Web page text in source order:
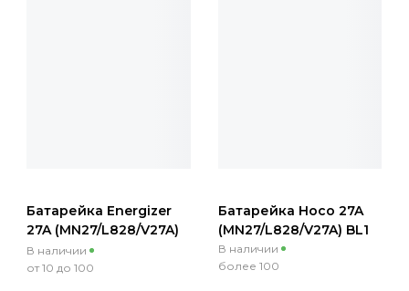
Батарейка Energizer
27A (MN27/L828/V27A)
BL1
В наличии
от 10 до 100
Батарейка Hoco 27A
(MN27/L828/V27A) BL1
В наличии
более 100